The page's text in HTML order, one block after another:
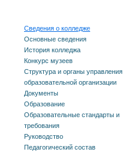
Сведения о колледже
Основные сведения
История колледжа
Конкурс музеев
Структура и органы управления
образовательной организации
Документы
Образование
Образовательные стандарты и
требования
Руководство
Педагогический состав